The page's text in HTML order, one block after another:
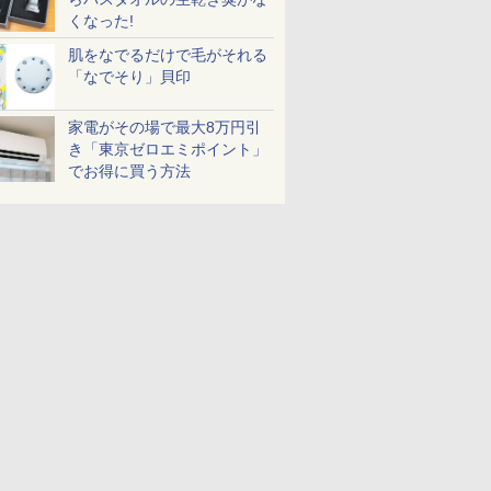
くなった!
肌をなでるだけで毛がそれる
「なでそり」貝印
家電がその場で最大8万円引
き「東京ゼロエミポイント」
でお得に買う方法